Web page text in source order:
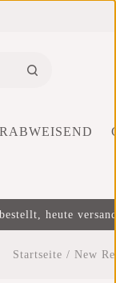
heute
Startseite / New